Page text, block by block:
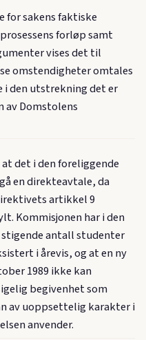
for sakens faktiske
forløp samt
vises det til
omstendigheter omtales
i den utstrekning det er
av Domstolens
det i den foreliggende
en direkteavtale, da
artikkel 9
Kommisjonen har i den
antall studenter
i årevis, og at en ny
1989 ikke kan
begivenhet som
av uoppsettelig karakter i
anvender.